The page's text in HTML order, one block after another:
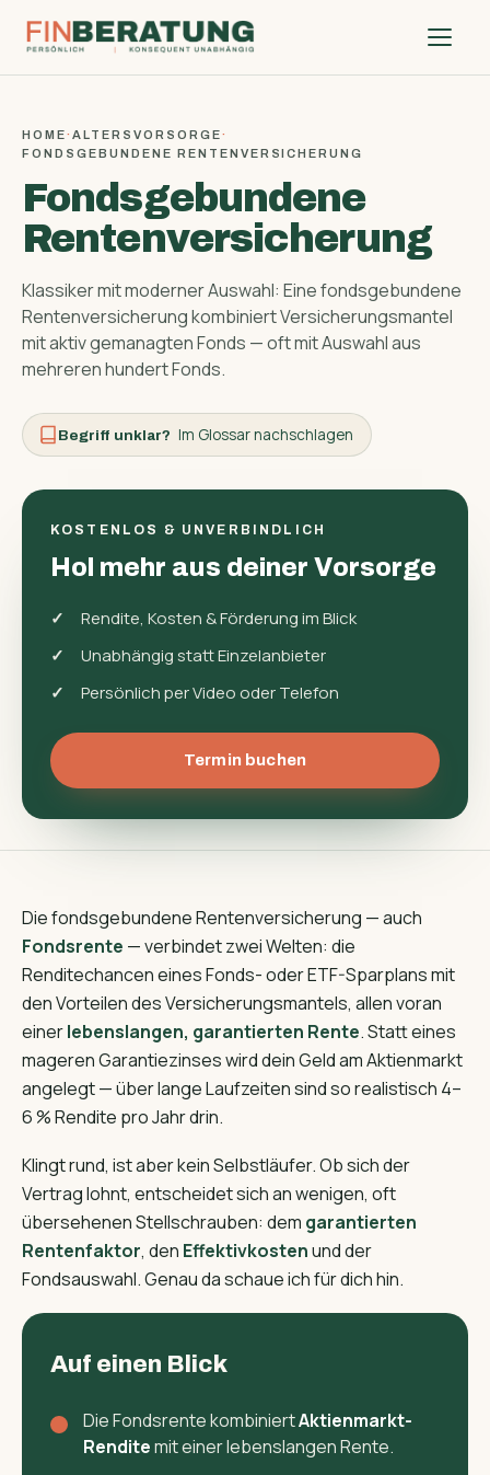
HOME· ALTERSVORSORGE·
FONDSGEBUNDENE RENTENVERSICHERUNG
Fondsgebundene
Rentenversicherung
Klassiker mit moderner Auswahl: Eine fondsgebundene
Renten­versicherung kombiniert Versicherungs­mantel
mit aktiv gemanagten Fonds — oft mit Auswahl aus
mehreren hundert Fonds.
Begriff unklar? Im Glossar nachschlagen
KOSTENLOS & UNVERBINDLICH
Hol mehr aus deiner Vorsorge
Rendite, Kosten & Förderung im Blick
Unabhängig statt Einzelanbieter
Persönlich per Video oder Telefon
Termin buchen
Die fondsgebundene Rentenversicherung — auch
Fondsrente — verbindet zwei Welten: die
Renditechancen eines Fonds- oder ETF-Sparplans mit
den Vorteilen des Versicherungs­mantels, allen voran
einerlebenslangen, garantierten Rente. Statt eines
mageren Garantiezinses wird dein Geld am Aktienmarkt
angelegt — über lange Laufzeiten sind so realistisch 4–
6 % Rendite pro Jahr drin.
Klingt rund, ist aber kein Selbstläufer. Ob sich der
Vertrag lohnt, entscheidet sich an wenigen, oft
übersehenen Stellschrauben: dem garantierten
Rentenfaktor, den Effektivkostenund der
Fondsauswahl. Genau da schaue ich für dich hin.
Auf einen Blick
Die Fondsrente kombiniertAktienmarkt-
Renditemit einer lebenslangen Rente.